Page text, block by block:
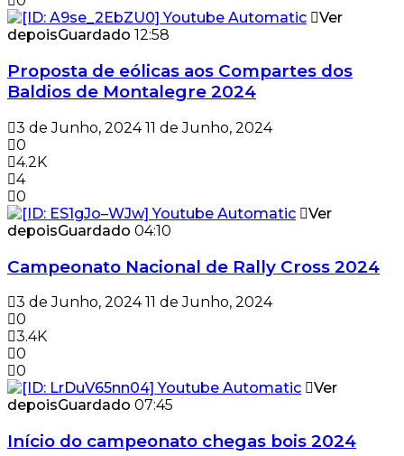
Ver
depoisGuardado 12:58
Proposta de eólicas aos Compartes dos
Baldios de Montalegre 2024
3 de Junho, 2024 11 de Junho, 2024
0
4.2K
4
0
Ver
depoisGuardado 04:10
Campeonato Nacional de Rally Cross 2024
3 de Junho, 2024 11 de Junho, 2024
0
3.4K
0
0
Ver
depoisGuardado 07:45
Início do campeonato chegas bois 2024